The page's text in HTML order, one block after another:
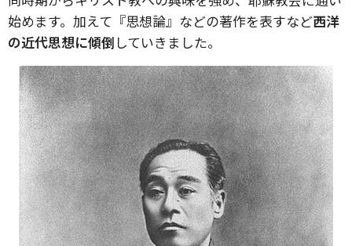
始めます。加えて『思想論』などの著作を表すなど西洋
の近代思想に傾倒 していきました。